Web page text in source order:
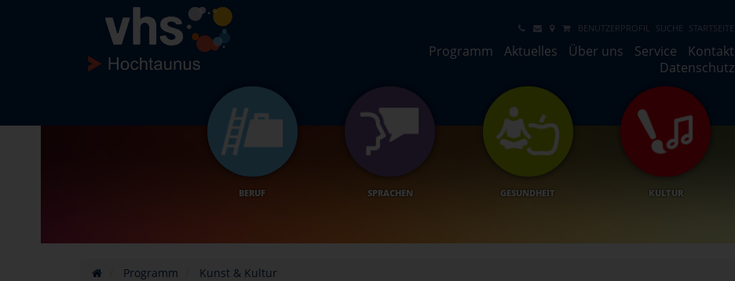
BENUTZERPROFIL SUCHE STARTSEITE
Programm Aktuelles Über uns Service
Kontakt
Datenschutz
BERUF SPRACHEN GESUNDHEIT KULTUR
Programm Kunst & Kultur